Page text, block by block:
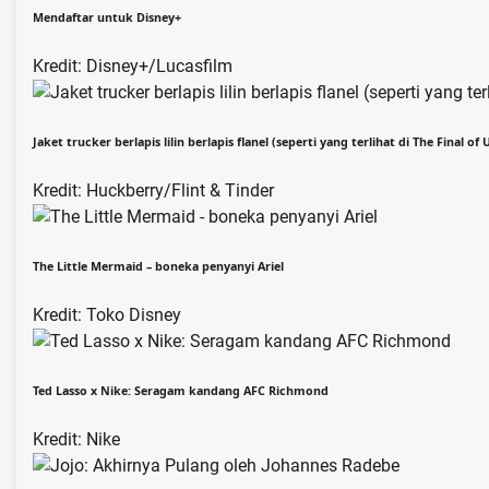
Mendaftar untuk Disney+
Kredit: Disney+/Lucasfilm
Jaket trucker berlapis lilin berlapis flanel (seperti yang terlihat di The Final of
Kredit: Huckberry/Flint & Tinder
The Little Mermaid – boneka penyanyi Ariel
Kredit: Toko Disney
Ted Lasso x Nike: Seragam kandang AFC Richmond
Kredit: Nike